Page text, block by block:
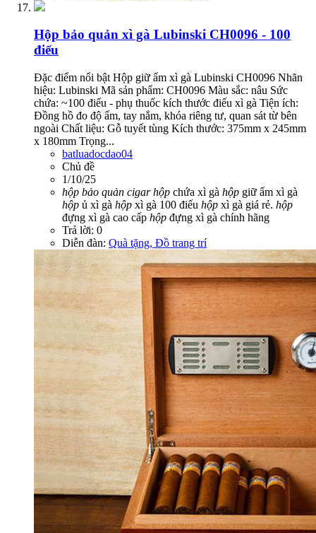
Hộp bảo quản xì gà Lubinski CH0096 - 100
điếu
Đặc điểm nổi bật Hộp giữ ẩm xì gà Lubinski CH0096 Nhãn
hiệu: Lubinski Mã sản phẩm: CH0096 Màu sắc: nâu Sức
chứa: ~100 điếu - phụ thuốc kích thước điếu xì gà Tiện ích:
Đồng hồ đo độ ẩm, tay nắm, khóa riêng tư, quan sát từ bên
ngoài Chất liệu: Gỗ tuyết tùng Kích thước: 375mm x 245mm
x 180mm Trọng...
batluadocdao04
Chủ đề
1/10/25
hộp bảo quản cigar hộp chứa xì gà hộp giữ ẩm xì gà
hộp ủ xì gà hộp xì gà 100 điếu hộp xì gà giá rẻ. hộp
đựng xì gà cao cấp hộp đựng xì gà chính hãng
Trả lời: 0
Diễn đàn: Quà tặng, Đồ trang trí